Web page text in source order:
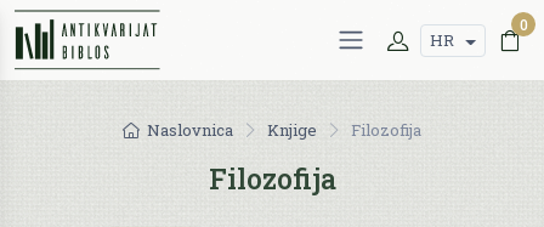
HR
0
Naslovnica Knjige Filozofija
Filozofija